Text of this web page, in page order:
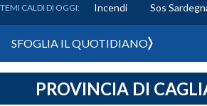
CRONACA SARDEGNA
TEMI CALDI DI OGGI: Incendi Sos
SFOGLIA IL QUOTIDIANO
PROVINCIA DI